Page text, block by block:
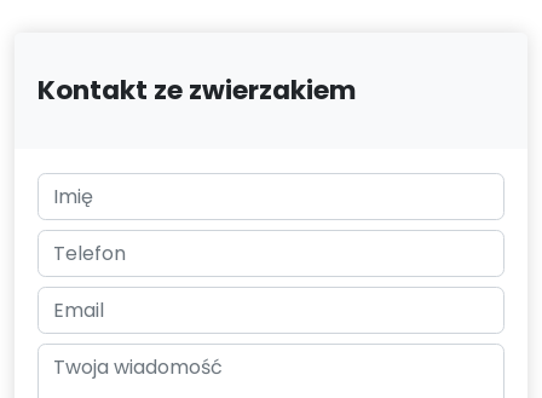
Kontakt ze zwierzakiem